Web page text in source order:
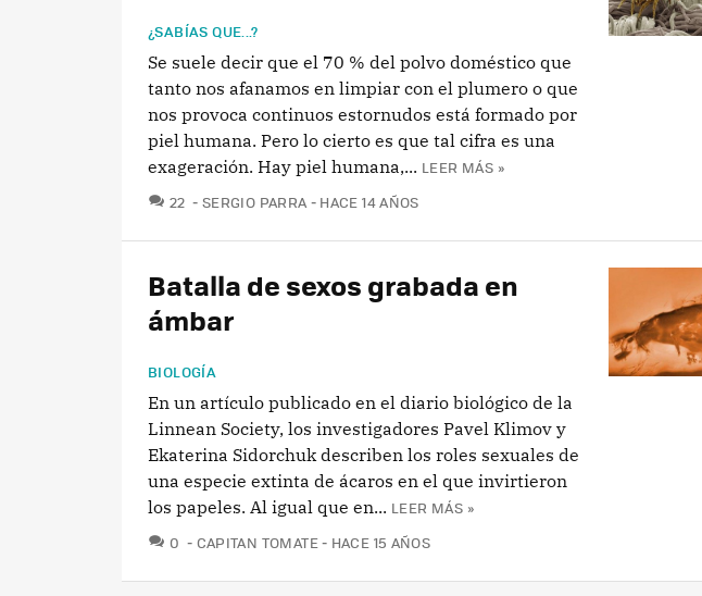
¿SABÍAS QUE...?
Se suele decir que el 70 % del polvo doméstico que
tanto nos afanamos en limpiar con el plumero o que
nos provoca continuos estornudos está formado por
piel humana. Pero lo cierto es que tal cifra es una
exageración. Hay piel humana,... LEER MÁS »
22 COMENTARIOS
SERGIO PARRA HACE 14 AÑOS
Batalla de sexos grabada en
ámbar
BIOLOGÍA
En un artículo publicado en el diario biológico de la
Linnean Society, los investigadores Pavel Klimov y
Ekaterina Sidorchuk describen los roles sexuales de
una especie extinta de ácaros en el que invirtieron
los papeles. Al igual que en... LEER MÁS »
0 COMENTARIOS
CAPITAN TOMATE HACE 15 AÑOS